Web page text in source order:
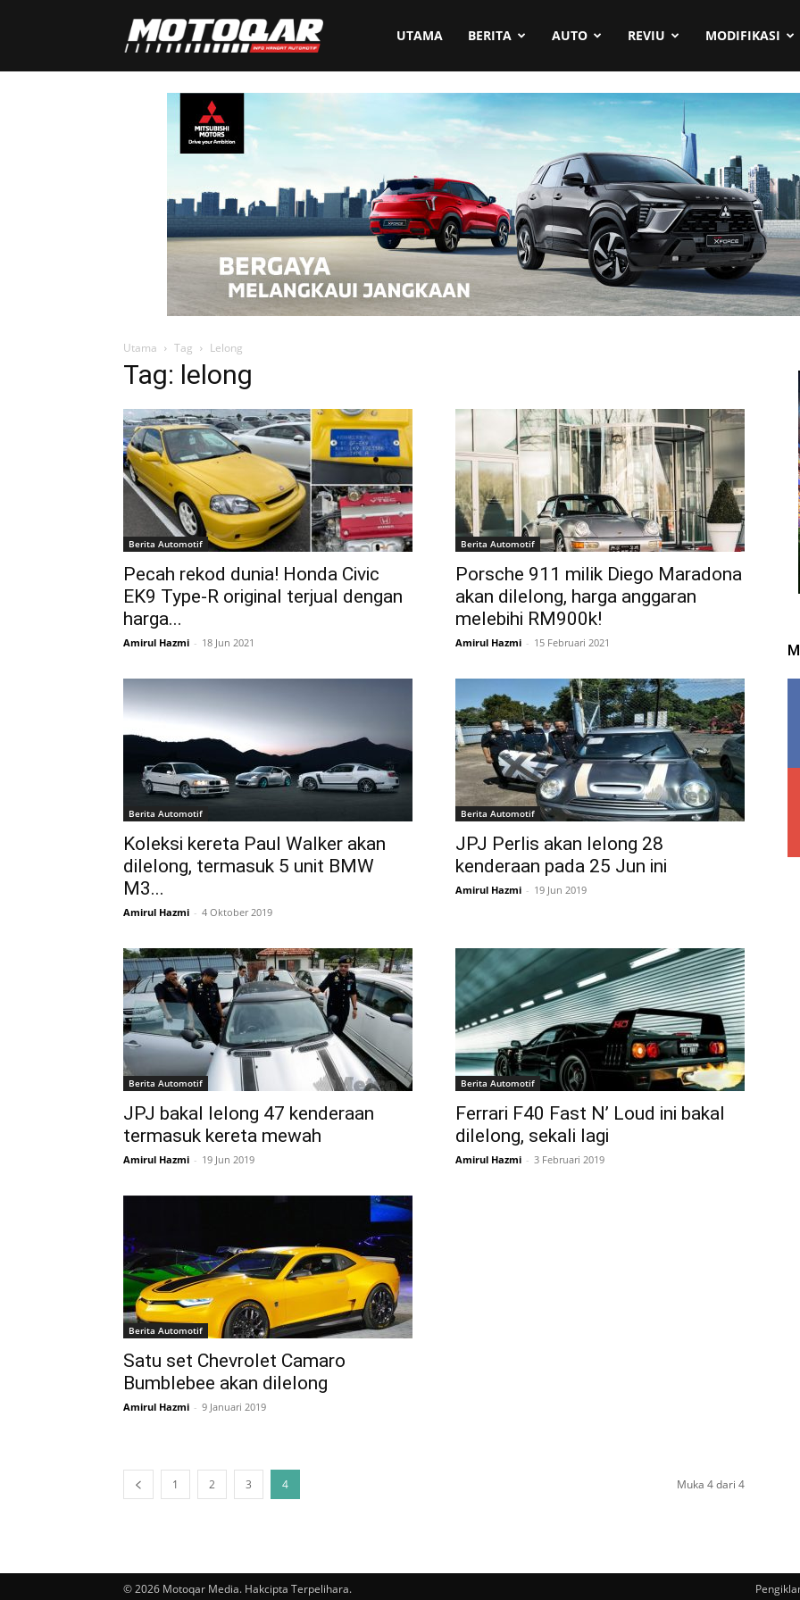
Motoqar UTAMA BERITA AUTO REVIU MODIFIKASI
Utama Tag Lelong
Tag: lelong
Berita Automotif
Pecah rekod dunia! Honda Civic
EK9 Type-R original terjual dengan
harga...
Amirul Hazmi - 18 Jun 2021
Berita Automotif
Porsche 911 milik Diego Maradona
akan dilelong, harga anggaran
melebihi RM900k!
Amirul Hazmi - 15 Februari 2021
Berita Automotif
Koleksi kereta Paul Walker akan
dilelong, termasuk 5 unit BMW
M3...
Amirul Hazmi - 4 Oktober 2019
Berita Automotif
JPJ Perlis akan lelong 28
kenderaan pada 25 Jun ini
Amirul Hazmi - 19 Jun 2019
Berita Automotif
JPJ bakal lelong 47 kenderaan
termasuk kereta mewah
Amirul Hazmi - 19 Jun 2019
Berita Automotif
Ferrari F40 Fast N’ Loud ini bakal
dilelong, sekali lagi
Amirul Hazmi - 3 Februari 2019
Berita Automotif
Satu set Chevrolet Camaro
Bumblebee akan dilelong
Amirul Hazmi - 9 Januari 2019
1 2 3 4 Muka 4 dari 4
© 2026 Motoqar Media. Hakcipta Terpelihara.